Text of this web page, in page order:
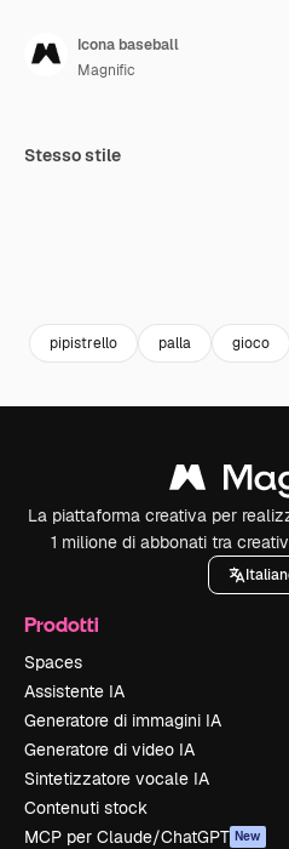
Icona baseball
Magnific
Stesso stile
pipistrello palla gioco
La piattaforma creativa per
1 milione di abbonati tra
Prodotti
Spaces
Assistente IA
Generatore di immagini IA
Generatore di video IA
Sintetizzatore vocale IA
Contenuti stock
MCP per Claude/ChatGPT New